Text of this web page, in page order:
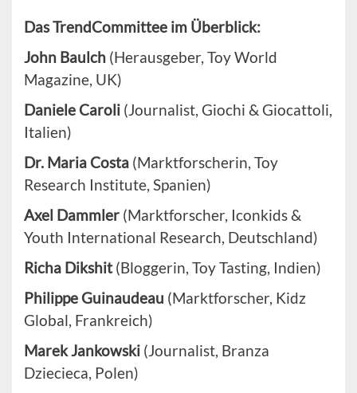
Das TrendCommittee im Überblick:
John Baulch (Herausgeber, Toy World
Magazine, UK)
Daniele Caroli (Journalist, Giochi & Giocattoli,
Italien)
Dr. Maria Costa (Marktforscherin, Toy
Research Institute, Spanien)
Axel Dammler (Marktforscher, Iconkids &
Youth International Research, Deutschland)
Richa Dikshit(Bloggerin, Toy Tasting, Indien)
Philippe Guinaudeau (Marktforscher, Kidz
Global, Frankreich)
Marek Jankowski (Journalist, Branza
Dziecieca, Polen)